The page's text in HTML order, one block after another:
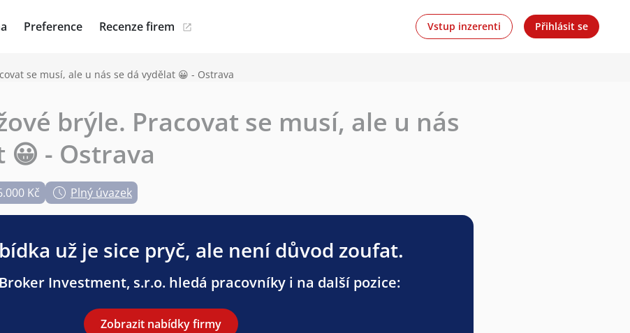
Preference Recenze firem Vstup inzerenti Přihlásit se
se musí, ale u nás se dá vydělat 😀 - Ostrava
brýle. Pracovat se musí, ale u nás
😀 - Ostrava
Kč Plný úvazek
už je sice pryč, ale není důvod zoufat.
Investment, s.r.o. hledá pracovníky i na další pozice:
Zobrazit nabídky firmy